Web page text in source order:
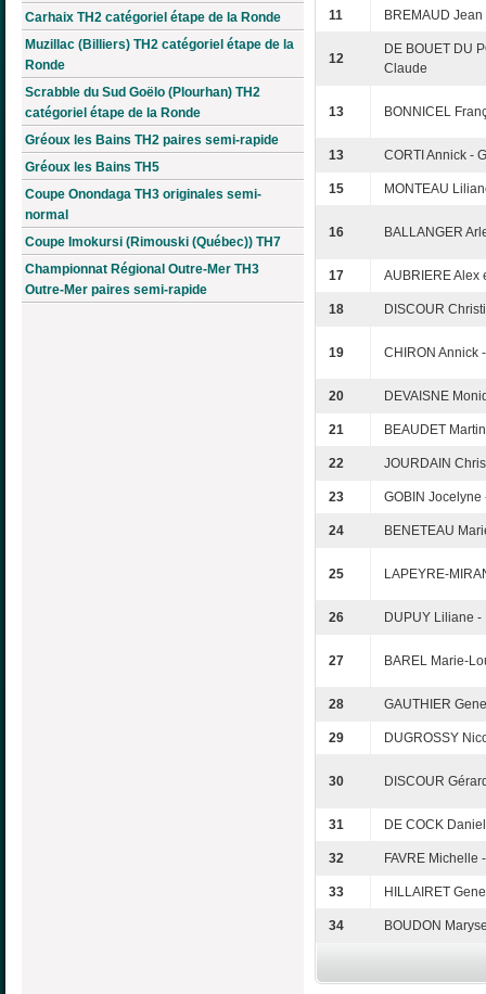
Carhaix TH2 catégoriel étape de la Ronde
Muzillac (Billiers) TH2 catégoriel étape de la
Ronde
Scrabble du Sud Goëlo (Plourhan) TH2
catégoriel étape de la Ronde
Gréoux les Bains TH2 paires semi-rapide
Gréoux les Bains TH5
Coupe Onondaga TH3 originales semi-
normal
Coupe Imokursi (Rimouski (Québec)) TH7
Championnat Régional Outre-Mer TH3
Outre-Mer paires semi-rapide
11 BREMAUD
12
DE BOUET DU
Claude
13 BONNICEL
13 CORTI Annick -
15 MONTEAU
16 BALLANGER
17 AUBRIERE Alex
18 DISCOUR
19 CHIRON Annick
20 DEVAISNE
21 BEAUDET
22 JOURDAIN
23 GOBIN Jocelyne
24 BENETEAU
25 LAPEYRE-
26 DUPUY Liliane -
27 BAREL Marie-
28 GAUTHIER
29 DUGROSSY
30 DISCOUR
31 DE COCK
32 FAVRE Michelle
33 HILLAIRET
34 BOUDON